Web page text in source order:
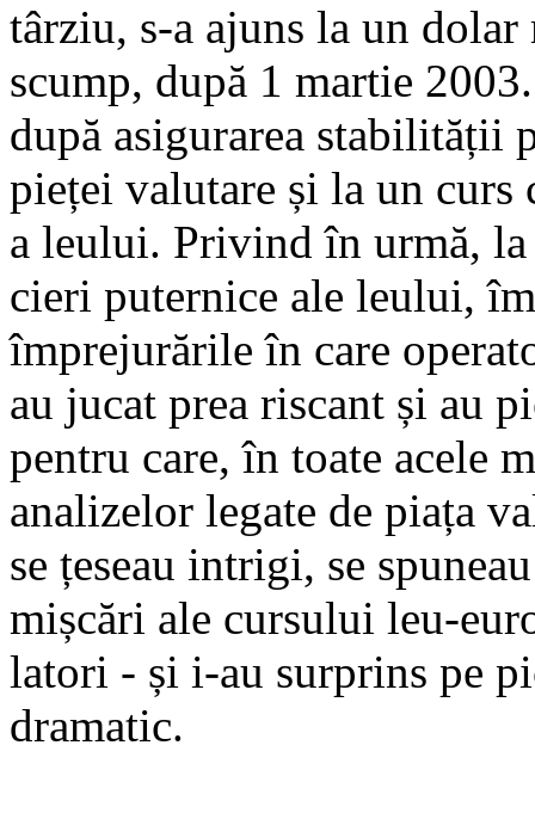
târziu, s-a ajuns la un
scump, după 1 martie
după asigu­rarea stabilității
pieței valutare și la un curs
a leu­lui. Pri­vind în urmă,
cieri pu­ternice ale leului,
împrejurările în care
au jucat prea riscant și au
pentru care, în toate acele
ana­lizelor legate de piața
se țe­seau intrigi, se
mișcări ale cursu­lui leu-
latori - și i-au surprins pe
dramatic.